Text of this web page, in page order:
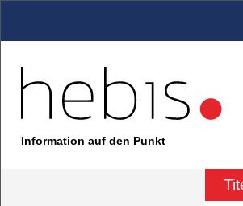
Information auf den Punkt